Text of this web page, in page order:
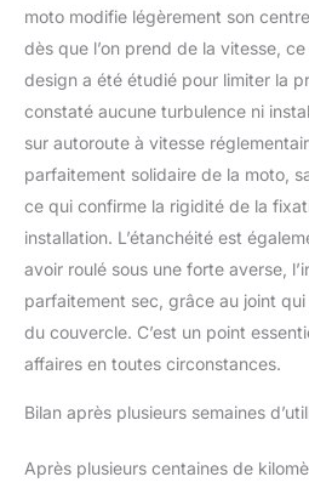
moto modifie légèrement son
dès que l’on prend de la vitesse,
design a été étudié pour limiter la
constaté aucune turbulence ni
sur autoroute à vitesse
parfaitement solidaire de la moto,
ce qui confirme la rigidité de la
installation. L’étanchéité est
avoir roulé sous une forte averse,
parfaitement sec, grâce au joint
du couvercle. C’est un point
affaires en toutes circonstances.
Bilan après plusieurs semaines
Après plusieurs centaines de